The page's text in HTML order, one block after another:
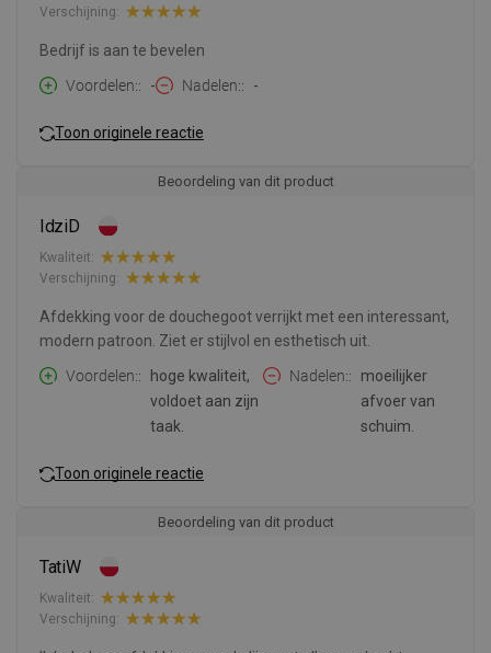
Verschijning:
Bedrijf is aan te bevelen
Voordelen:
- Nadelen: -
Toon originele reactie
Beoordeling van dit product
IdziD
Kwaliteit:
Verschijning:
Afdekking voor de douchegoot verrijkt met een interessant,
modern patroon. Ziet er stijlvol en esthetisch uit.
Voordelen:
hoge kwaliteit,
voldoet aan zijn
taak.
Nadelen:
moeilijker
afvoer van
schuim.
Toon originele reactie
Beoordeling van dit product
TatiW
Kwaliteit:
Verschijning: